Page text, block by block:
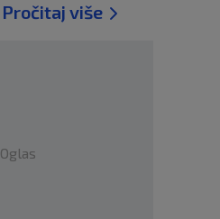
Pročitaj više
Oglas